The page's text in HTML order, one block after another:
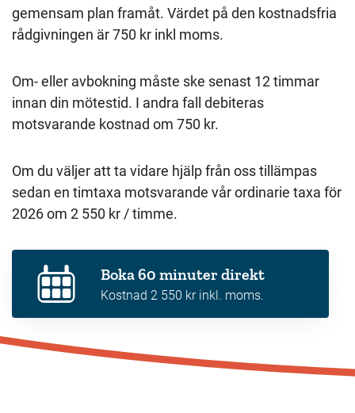
gemensam plan framåt. Värdet på den kostnadsfria
rådgivningen är 750 kr inkl moms.
Om- eller avbokning måste ske senast 12 timmar
innan din mötestid. I andra fall debiteras
motsvarande kostnad om 750 kr.
Om du väljer att ta vidare hjälp från oss tillämpas
sedan en timtaxa motsvarande vår ordinarie taxa för
2026 om 2 550 kr / timme.
Boka 60 minuter direkt
Kostnad 2 550 kr inkl. moms.